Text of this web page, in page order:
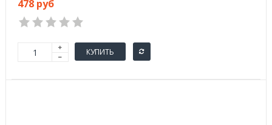
478 руб
КУПИТЬ